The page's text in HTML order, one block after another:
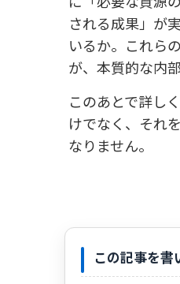
される成果」が
いるか。これら
が、本質的な内
このあとで詳し
けでなく、それ
なりません。
この記事を書